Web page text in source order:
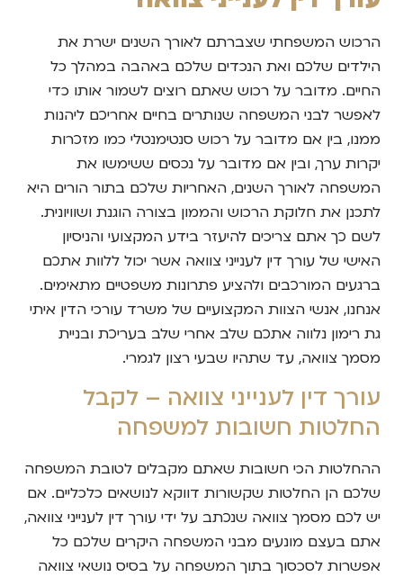
הרכוש המשפחתי שצברתם לאורך השנים ישרת את
הילדים שלכם ואת הנכדים שלכם באהבה במהלך כל
החיים. מדובר על רכוש שאתם רוצים לשמור אותו כדי
לאפשר לבני המשפחה שנותרים בחיים אחריכם ליהנות
ממנו, בין אם מדובר על רכוש סנטימנטלי כמו מזכרות
יקרות ערך, ובין אם מדובר על נכסים ששימשו את
המשפחה לאורך השנים, האחריות שלכם בתור הורים היא
לתכנן את חלוקת הרכוש והממון בצורה הוגנת ושוויונית.
לשם כך אתם צריכים להיעזר בידע המקצועי והניסיון
האישי של עורך דין לענייני צוואה אשר יכול ללוות אתכם
ברגעים המורכבים ולהציע פתרונות משפטיים מתאימים.
אנחנו, אנשי הצוות המקצועיים של משרד עורכי הדין איתי
גת רימון נלווה אתכם שלב אחרי שלב בעריכת ובניית
מסמך צוואה, עד שתהיו שבעי רצון לגמרי.
עורך דין לענייני צוואה – לקבל
החלטות חשובות למשפחה
ההחלטות הכי חשובות שאתם מקבלים לטובת המשפחה
שלכם הן החלטות שקשורות דווקא לנושאים כלכליים. אם
יש לכם מסמך צוואה שנכתב על ידי עורך דין לענייני צוואה,
אתם בעצם מונעים מבני המשפחה היקרים שלכם כל
אפשרות לסכסוך בתוך המשפחה על בסיס נושאי צוואה